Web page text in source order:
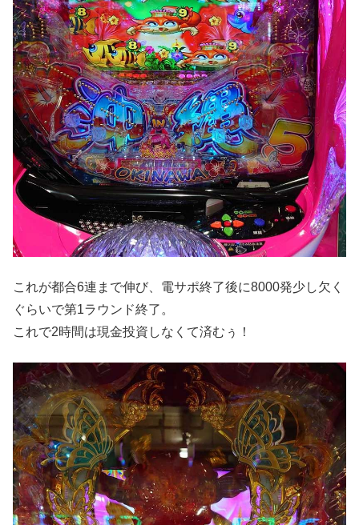
これが都合6連まで伸び、電サポ終了後に8000発少し⽋く
ぐらいで第1ラウンド終了。
これで2時間は現⾦投資しなくて済むぅ！